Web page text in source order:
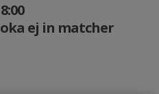
ej in matcher